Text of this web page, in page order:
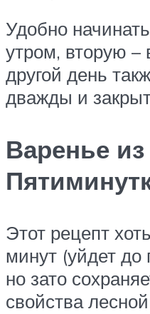
Удобно
утром, вторую –
другой день
дважды и
Варенье
Этот рецепт
минут (уйдет до
но зато
свойства